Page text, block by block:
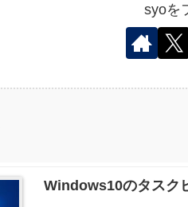
syoを
Windows10のタスク